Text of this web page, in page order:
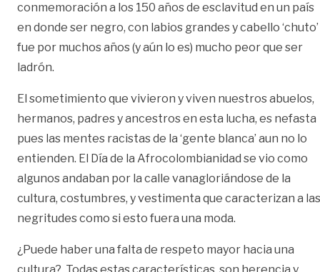
conmemoración a los 150 años de esclavitud en un país
en donde ser negro, con labios grandes y cabello ‘chuto’
fue por muchos años (y aún lo es) mucho peor que ser
ladrón.
El sometimiento que vivieron y viven nuestros abuelos,
hermanos, padres y ancestros en esta lucha, es nefasta
pues las mentes racistas de la ‘gente blanca’ aun no lo
entienden. El Día de la Afrocolombianidad se vio como
algunos andaban por la calle vanagloriándose de la
cultura, costumbres, y vestimenta que caracterizan a las
negritudes como si esto fuera una moda.
¿Puede haber una falta de respeto mayor hacia una